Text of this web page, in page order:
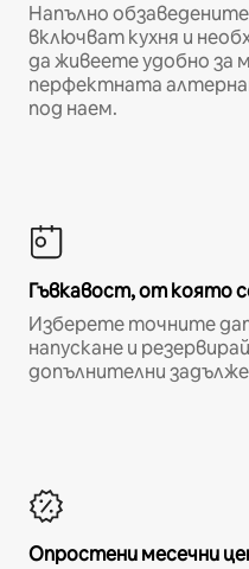
Напълно
включват кухня и
да живеете удобно за
перфектната
под наем.
Гъвкавост, от която
Изберете точните
напускане и
допълнителни
Опростени месечни